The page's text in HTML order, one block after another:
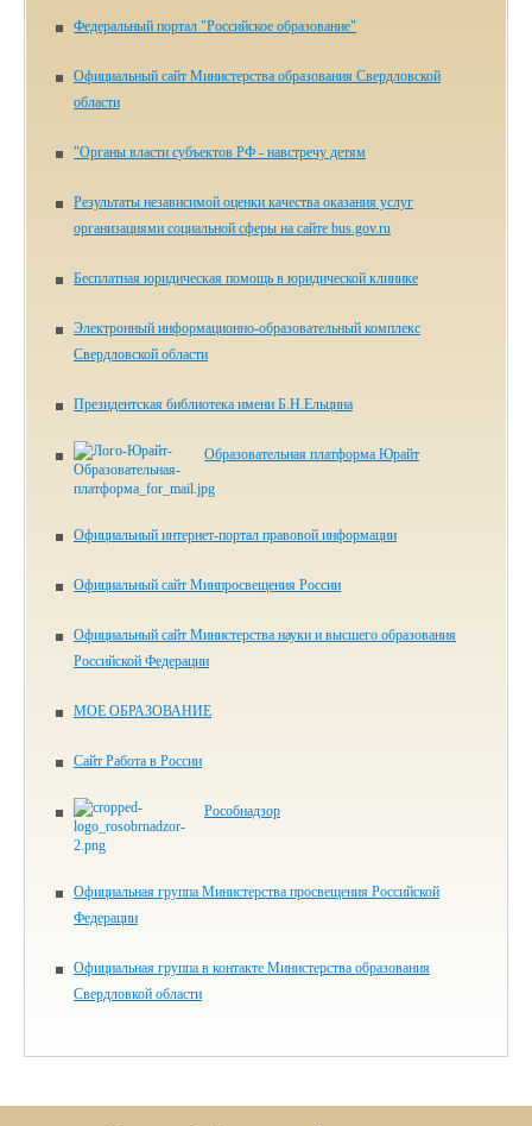
Федеральный портал "Российское образование"
Официальный сайт Министерства образования Свердловской
области
"Органы власти субъектов РФ - навстречу детям
Результаты независимой оценки качества оказания услуг
организациями социальной сферы на сайте bus.gov.ru
Бесплатная юридическая помощь в юридической клинике
Электронный информационно-образовательный комплекс
Свердловской области
Президентская библиотека имени Б.Н.Ельцина
Образовательная платформа Юрайт
Официальный интернет-портал правовой информации
Официальный сайт Минпросвещения России
Официальный сайт Министерства науки и высшего образования
Российской Федерации
МОЕ ОБРАЗОВАНИЕ
Сайт Работа в России
Рособнадзор
Официальная группа Министерства просвещения Российской
Федерации
Официальная группа в контакте Министерства образования
Свердловкой области